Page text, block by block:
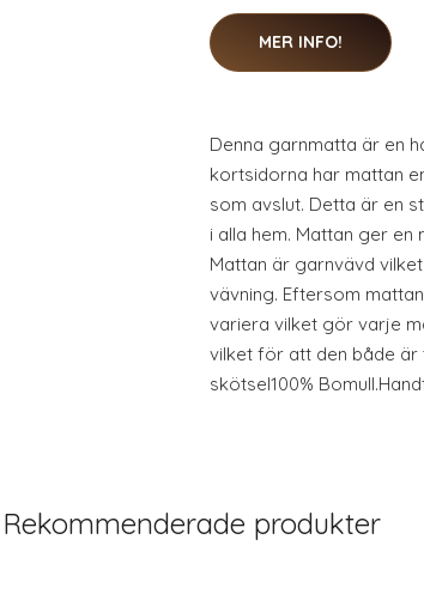
MER INFO!
Denna garnmatta är en
kortsidorna har mattan
som avslut. Detta är en
i alla hem. Mattan ger
Mattan är garnvävd
vävning. Eftersom
variera vilket gör varje
vilket för att den både är
skötsel100%
Rekommenderade produkter